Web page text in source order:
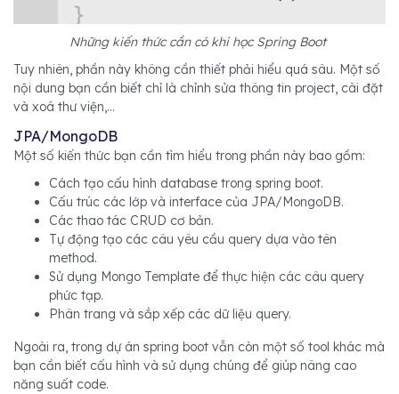
Những kiến thức cần có khi học Spring Boot
Tuy nhiên, phần này không cần thiết phải hiểu quá sâu. Một số
nội dung bạn cần biết chỉ là chỉnh sửa thông tin project, cài đặt
và xoá thư viện,...
JPA/MongoDB
Một số kiến thức bạn cần tìm hiểu trong phần này bao gồm:
Cách tạo cấu hình database trong spring boot.
Cấu trúc các lớp và interface của JPA/MongoDB.
Các thao tác CRUD cơ bản.
Tự động tạo các câu yêu cầu query dựa vào tên
method.
Sử dụng Mongo Template để thực hiện các câu query
phức tạp.
Phân trang và sắp xếp các dữ liệu query.
Ngoài ra, trong dự án spring boot vẫn còn một số tool khác mà
bạn cần biết cấu hình và sử dụng chúng để giúp nâng cao
năng suất code.